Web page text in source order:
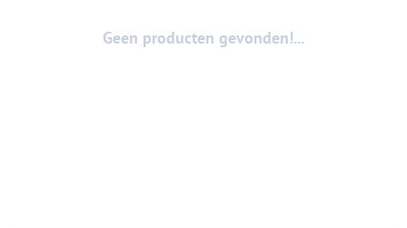
Geen producten gevonden!...